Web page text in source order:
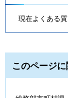
現在よくある
このページ